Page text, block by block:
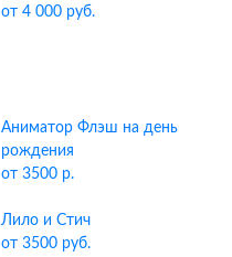
от 4 000 руб.
Аниматор Флэш на день
рождения
от 3500 р.
Лило и Стич
от 3500 руб.